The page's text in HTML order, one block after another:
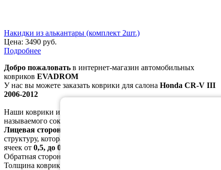
Накидки из алькантары (комплект 2шт.)
Цена: 3490 руб.
Подробнее
Добро пожаловать в интернет-магазин автомобильных
ковриков EVADROM
У нас вы можете заказать коврики для салона Honda CR-V III
2006-2012
Наши коврики изготавливаются из
называемого сокращённо
Лицевая сторона
структуру, которая напоминает пчелиные соты, с глубиной
ячеек от 0,5, до 0,6 см
Обратная сторона коврика ровная (без рисунка)
Толщина коврика около